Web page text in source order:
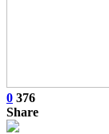
0 376
Share